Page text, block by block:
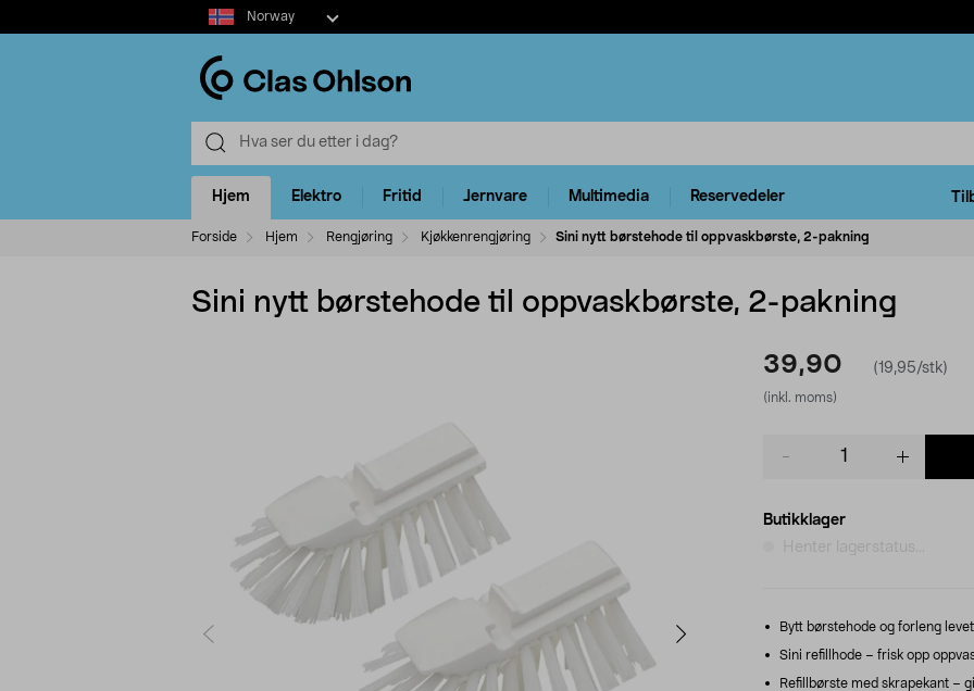
Select
market
Norway
Hjem Elektro Fritid Jernvare Multimedia Reservedeler
Forside Hjem Rengjøring Kjøkkenrengjøring Sini nytt børstehode til oppvaskbørste, 2-pakning
Sini nytt børstehode til oppvaskbørste, 2-pakning
39,90 (19,95/stk)
(inkl. moms)
Butikklager
Henter lagerstatus...
Bytt børstehode og forleng
Sini refillhode – frisk opp
Refillbørste med skrapekant –